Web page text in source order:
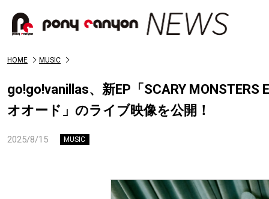
HOME MUSIC
go!go!vanillas、新EP「SCARY
オオード」のライブ映像を公開！
2025/8/15 MUSIC